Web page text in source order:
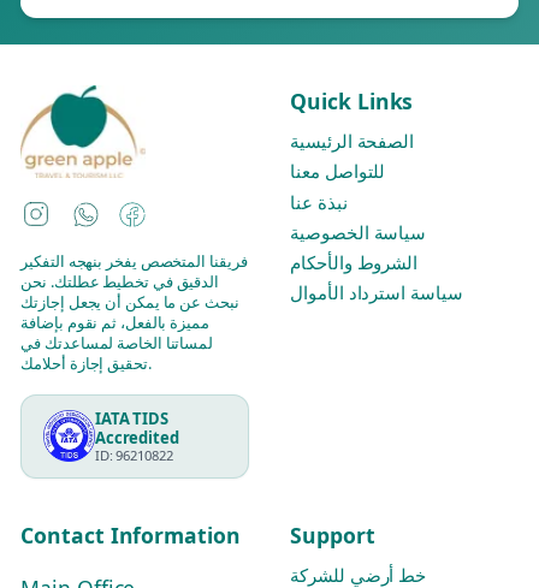
Instagram
WhatsAppFacebook
فريقنا المتخصص يفخر بنهجه التفكير
الدقيق في تخطيط عطلتك. نحن
نبحث عن ما يمكن أن يجعل إجازتك
مميزة بالفعل، ثم نقوم بإضافة
لمساتنا الخاصة لمساعدتك في
تحقيق إجازة أحلامك.
IATA TIDS
Accredited
ID: 96210822
Quick Links
الصفحة الرئيسية
للتواصل معنا
نبذة عنا
سياسة الخصوصية
الشروط والأحكام
سياسة استرداد الأموال
Contact Information
Support
خط أرضي للشركة